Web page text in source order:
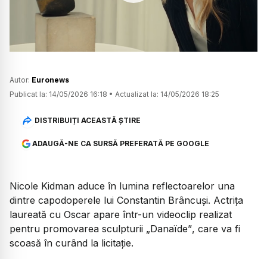
Autor: Euronews
Publicat la: 14/05/2026 16:18 • Actualizat la: 14/05/2026 18:25
DISTRIBUIȚI ACEASTĂ ȘTIRE
ADAUGĂ-NE CA SURSĂ PREFERATĂ PE GOOGLE
Nicole Kidman aduce în lumina reflectoarelor una
dintre capodoperele lui Constantin Brâncuși. Actrița
laureată cu Oscar apare într-un videoclip realizat
pentru promovarea sculpturii „Danaïde”, care va fi
scoasă în curând la licitație.